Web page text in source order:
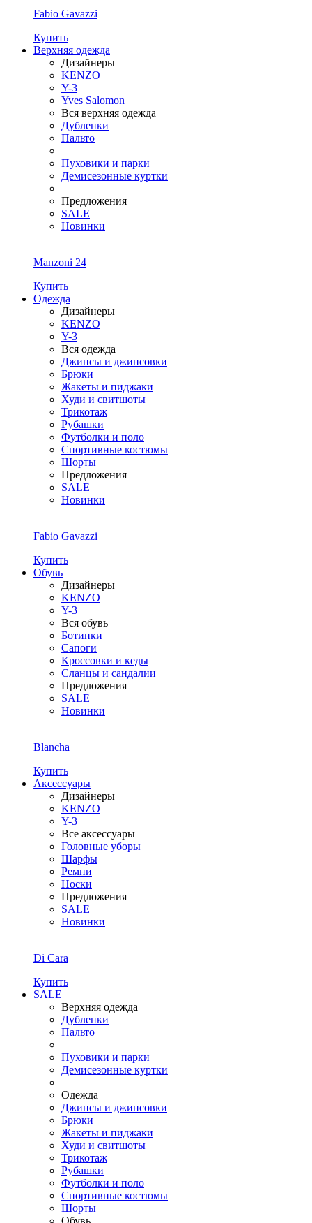
Fabio Gavazzi
Купить
Верхняя одежда
Дизайнеры
KENZO
Y-3
Yves Salomon
Вся верхняя одежда
Дубленки
Пальто
Пуховики и парки
Демисезонные куртки
Предложения
SALE
Новинки
Manzoni 24
Купить
Одежда
Дизайнеры
KENZO
Y-3
Вся одежда
Джинсы и джинсовки
Брюки
Жакеты и пиджаки
Худи и свитшоты
Трикотаж
Рубашки
Футболки и поло
Спортивные костюмы
Шорты
Предложения
SALE
Новинки
Fabio Gavazzi
Купить
Обувь
Дизайнеры
KENZO
Y-3
Вся обувь
Ботинки
Сапоги
Кроссовки и кеды
Сланцы и сандалии
Предложения
SALE
Новинки
Blancha
Купить
Аксессуары
Дизайнеры
KENZO
Y-3
Все аксессуары
Головные уборы
Шарфы
Ремни
Носки
Предложения
SALE
Новинки
Di Cara
Купить
SALE
Верхняя одежда
Дубленки
Пальто
Пуховики и парки
Демисезонные куртки
Одежда
Джинсы и джинсовки
Брюки
Жакеты и пиджаки
Худи и свитшоты
Трикотаж
Рубашки
Футболки и поло
Спортивные костюмы
Шорты